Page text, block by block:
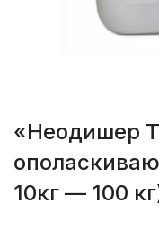
«Неодишер
10кг — 100